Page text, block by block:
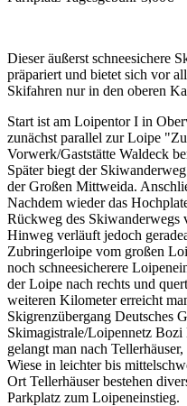
Dieser äußerst schneesichere
präpariert und bietet sich vor
Skifahren nur in den oberen
Start ist am Loipentor I in
zunächst parallel zur Loipe
Vorwerk/Gaststätte Waldeck
Später biegt der
der Großen Mittweida.
Nachdem wieder das
Rückweg des Skiwanderwegs
Hinweg verläuft jedoch
Zubringerloipe vom großen
noch schneesicherere
der Loipe nach rechts und
weiteren Kilometer erreicht
Skigrenzübergang Deutsches
Skimagistrale/Loipennetz
gelangt man nach
Wiese in leichter bis
Ort Tellerhäuser bestehen
Parkplatz zum Loipeneinstieg.